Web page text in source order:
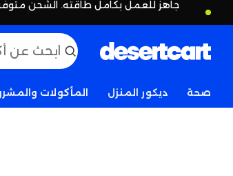
جاهز للعمل بكامل طاقته. الشحن متوفر
صحة ديكور المنزل المأكولات